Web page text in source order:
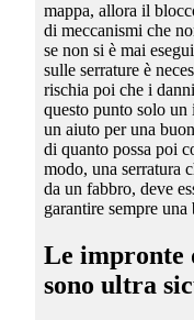
mappa, allora il
di meccanismi che
se non si è mai
sulle serrature è
rischia poi che i
questo punto solo
un aiuto per una
di quanto possa poi
modo, una serratura
da un fabbro, deve
garantire sempre una
Le impronte
sono ultra